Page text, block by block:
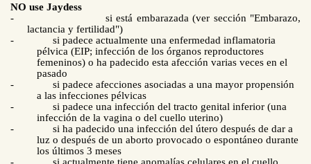
NO use Jaydess
-
si está embarazada (ver sección "Embarazo,
lactancia y fertilidad")
-
si padece actualmente una enfermedad inflamatoria
pélvica (EIP; infección de los órganos reproductores
femeninos) o ha padecido esta afección varias veces en el
pasado
-
si padece afecciones asociadas a una mayor propensión
a las infecciones pélvicas
-
si padece una infección del tracto genital inferior (una
infección de la vagina o del cuello uterino)
-
si ha padecido una infección del útero después de dar a
luz o después de un aborto provocado o espontáneo durante
los últimos 3 meses
-
si actualmente tiene anomalías celulares en el cuello